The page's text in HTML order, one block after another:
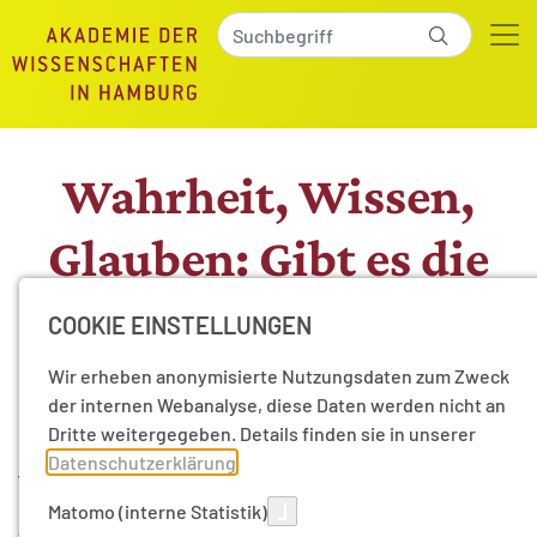
Wahrheit, Wissen,
Glauben: Gibt es die
absolute Wahrheit?
Intensive öffentliche Debatten über
objektive Realität und subjektives
Wahrheitsempfinden verdeutlichen das
grundlegende Bedürfnis nach Wahrheit.
COOKIE EINSTELLUNGEN
Wir erheben anonymisierte Nutzungsdaten zum Zweck
der internen Webanalyse, diese Daten werden nicht an
Dritte weitergegeben. Details finden sie in unserer
Datenschutzerklärung
Matomo (interne Statistik)